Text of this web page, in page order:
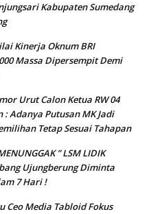
Kabupaten Sumedang
Kinerja Oknum BRI
Massa Dipersempit Demi
Urut Calon Ketua RW 04
: Adanya Putusan MK Jadi
Tetap Sesuai Tahapan
” LSM LIDIK
Ujungberung Diminta
7 Hari !
Ceo Media Tabloid Fokus